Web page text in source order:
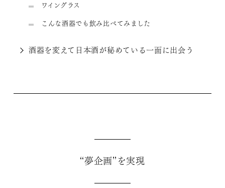
ワイングラス
こんな酒器でも飲み比べてみました
酒器を変えて日本酒が秘めている一面に出会う
“夢企画”を実現